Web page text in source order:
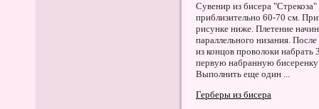
Сувенир из бисера
приблизительно 60-70 см.
рисунке ниже. Плетение
параллельного низания.
из концов проволоки набрать
первую набранную
Выполнить еще один ...
Герберы из бисера